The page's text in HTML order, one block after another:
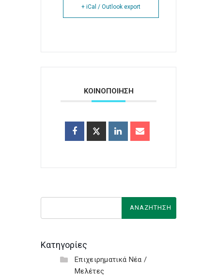
+ iCal / Outlook export
ΚΟΙΝΟΠΟΙΗΣΗ
Κατηγορίες
Επιχειρηματικά Νέα /
Μελέτες